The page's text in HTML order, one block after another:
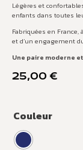
Légères et
enfants dans toutes
Fabriquées en
et d’un engagement
Une paire moderne
25,00 €
Couleur